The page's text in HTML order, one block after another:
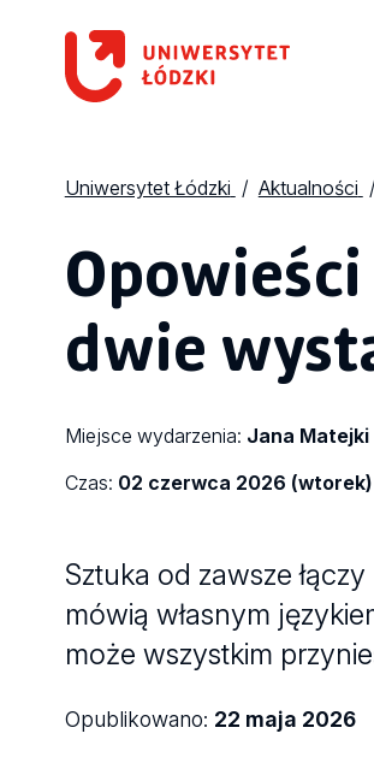
Uniwersytet Łódzki Aktualności
dwie
Miejsce wydarzenia: Jana
Czas: 02 czerwca 2026
Sztuka od zawsze
mówią własnym
może wszystkim
Opublikowano: 22 maja 2026